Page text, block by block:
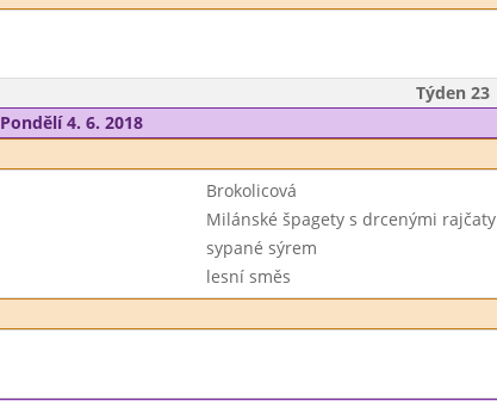
Týden 23
Pondělí 4. 6. 2018
Brokolicová
Milánské špagety s drcenými rajčaty
sypané sýrem
lesní směs